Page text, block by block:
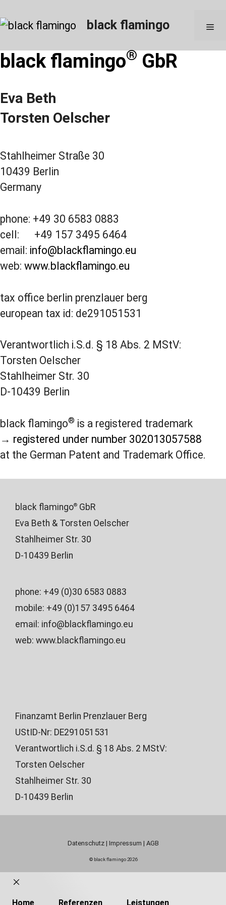
to
black flamingo
black flamingo® GbR
Eva Beth
Torsten Oelscher
Stahlheimer Straße 30
10439 Berlin
Germany
phone: +49 30 6583 0883
cell: +49 157 3495 6464
email: info@blackflamingo.eu
web: www.blackflamingo.eu
tax office berlin prenzlauer berg
european tax id: de291051531
Verantwortlich i.S.d. § 18 Abs. 2 MStV:
Torsten Oelscher
Stahlheimer Str. 30
D-10439 Berlin
black flamingo® is a registered trademark
→ registered under number 302013057588
at the German Patent and Trademark Office.
black flamingo® GbR
Eva Beth & Torsten Oelscher
Stahlheimer Str. 30
D-10439 Berlin
phone: +49 (0)30 6583 0883
mobile: +49 (0)157 3495 6464
email: info@blackflamingo.eu
web: www.blackflamingo.eu
Finanzamt Berlin Prenzlauer Berg
UStID-Nr: DE291051531
Verantwortlich i.S.d. § 18 Abs. 2 MStV:
Torsten Oelscher
Stahlheimer Str. 30
D-10439 Berlin
Datenschutz| Impressum | AGB
© black flamingo 2026
Home Referenzen Leistungen